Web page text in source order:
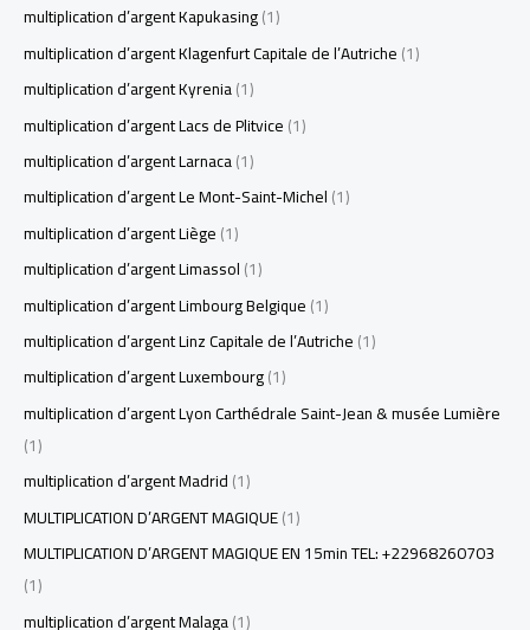
multiplication d’argent Kapukasing(1)
multiplication d’argent Klagenfurt Capitale de l’Autriche(1)
multiplication d’argent Kyrenia(1)
multiplication d’argent Lacs de Plitvice(1)
multiplication d’argent Larnaca(1)
multiplication d’argent Le Mont-Saint-Michel(1)
multiplication d’argent Liège(1)
multiplication d’argent Limassol(1)
multiplication d’argent Limbourg Belgique(1)
multiplication d’argent Linz Capitale de l’Autriche(1)
multiplication d’argent Luxembourg(1)
multiplication d’argent Lyon Carthédrale Saint-Jean & musée Lumière
(1)
multiplication d’argent Madrid(1)
MULTIPLICATION D’ARGENT MAGIQUE(1)
MULTIPLICATION D’ARGENT MAGIQUE EN 15min TEL: +22968260703
(1)
multiplication d’argent Malaga(1)